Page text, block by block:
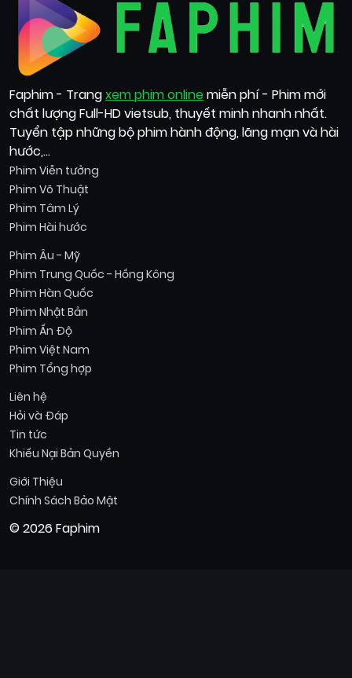
Faphim - Trangxem phim online miễn phí - Phim mới
chất lượng Full-HD vietsub, thuyết minh nhanh nhất.
Tuyển tập những bộ phim hành động, lãng mạn và hài
hước,...
Phim Viễn tưởng
Phim Võ Thuật
Phim Tâm Lý
Phim Hài hước
Phim Âu - Mỹ
Phim Trung Quốc - Hồng Kông
Phim Hàn Quốc
Phim Nhật Bản
Phim Ấn Độ
Phim Việt Nam
Phim Tổng hợp
Liên hệ
Hỏi và Đáp
Tin tức
Khiếu Nại Bản Quyền
Giới Thiệu
Chính Sách Bảo Mật
© 2026 Faphim